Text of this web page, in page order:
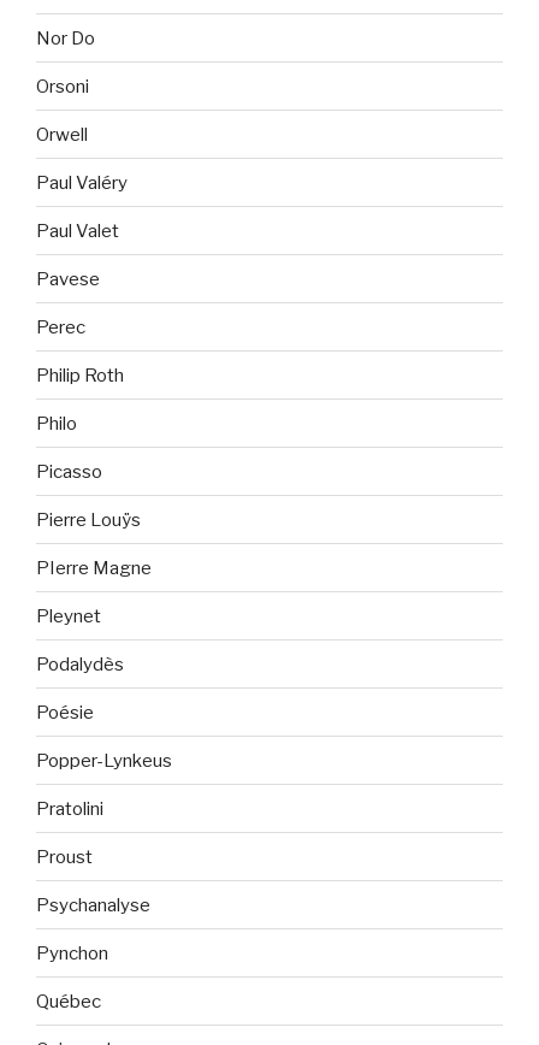
Nor Do
Orsoni
Orwell
Paul Valéry
Paul Valet
Pavese
Perec
Philip Roth
Philo
Picasso
Pierre Louÿs
PIerre Magne
Pleynet
Podalydès
Poésie
Popper-Lynkeus
Pratolini
Proust
Psychanalyse
Pynchon
Québec